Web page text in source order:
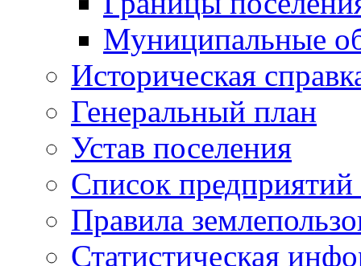
Муниципальные
Историческая
Генеральный план
Устав поселения
Список предприятий
Правила
Статистическая